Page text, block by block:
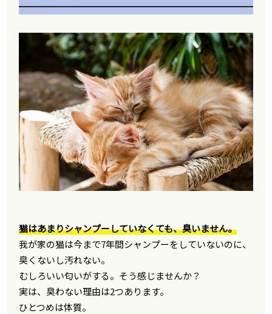
猫はあまりシャンプーしていなくても、臭いません。
我が家の猫は今まで7年間シャンプーをしていないのに、
臭くないし汚れない。
むしろいい匂いがする。そう感じませんか？
実は、臭わない理由は2つあります。
ひとつめは体質。